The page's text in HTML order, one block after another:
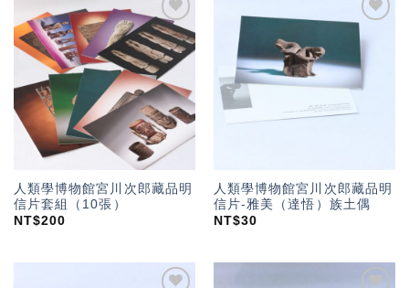
加入
「願
望輕
單」
人類學博物館宮川次郎藏品明
信片套組（10張）
NT$200
人類學博物館宮川次郎藏品明
信片-雅美（達悟）族土偶
NT$30